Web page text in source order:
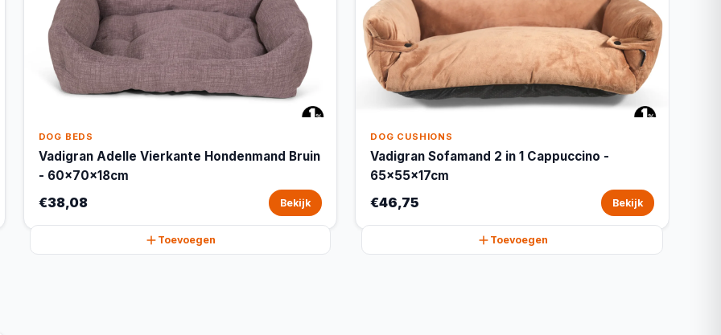
DOG BEDS
Vadigran Adelle Vierkante Hondenmand Bruin
- 60x70x18cm
€38,08 Bekijk
Toevoegen
DOG CUSHIONS
Vadigran Sofamand 2 in 1 Cappuccino -
65x55x17cm
€46,75 Bekijk
Toevoegen